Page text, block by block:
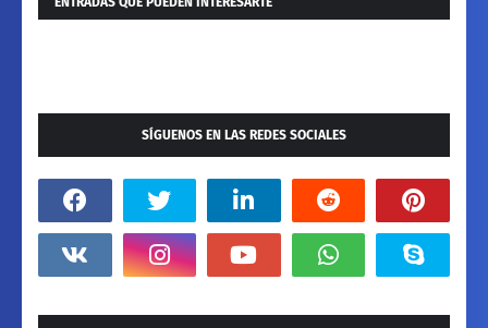
SÍGUENOS EN LAS REDES SOCIALES